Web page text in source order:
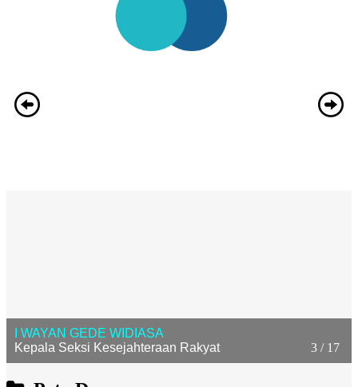
3 / 17
I WAYAN GEDE WIDIASA
Kepala Seksi Kesejahteraan Rakyat